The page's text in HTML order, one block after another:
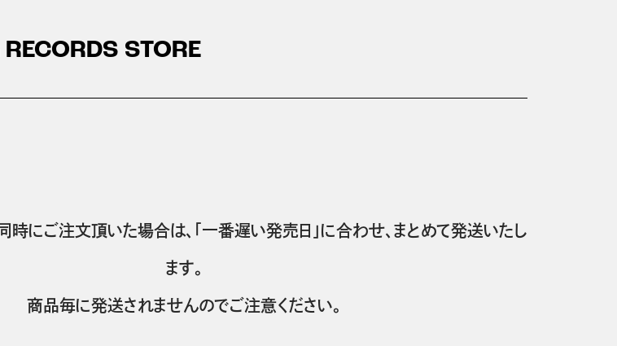
STORE
にご注文頂いた場合は、「一番遅い発売日」に合わせ、まとめて発送いたし
ます。
商品毎に発送されませんのでご注意ください。